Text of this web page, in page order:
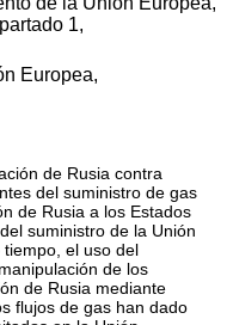
1,
Europea,
de Rusia contra
del suministro de gas
de Rusia a los Estados
suministro de la Unión
el uso del
de los
de Rusia mediante
flujos de gas han dado